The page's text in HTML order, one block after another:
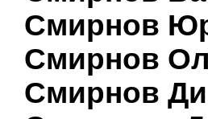
Смирнов
Смирнов
Смирнов